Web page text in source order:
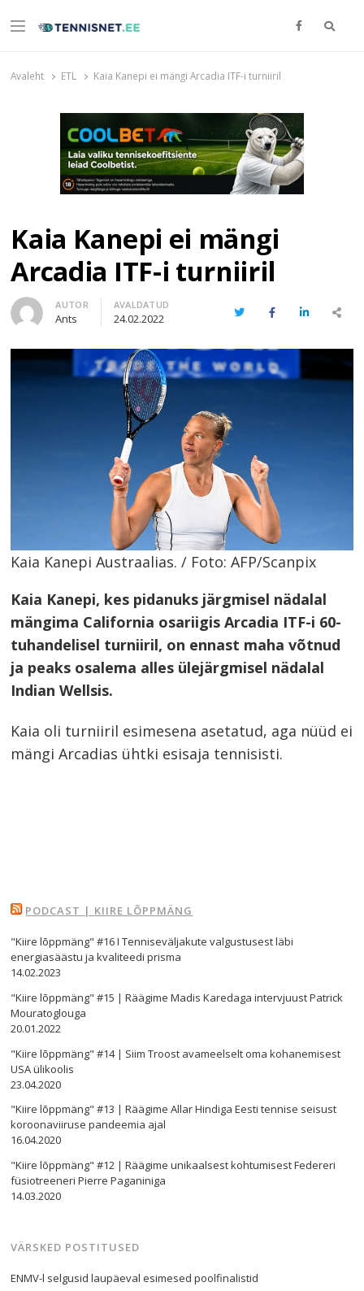
Menu Otsi
Avaleht ETL Kaia Kanepi ei mängi Arcadia ITF-i turniiril
Kaia Kanepi ei mängi
Arcadia ITF-i turniiril
Author
AUTOR
Ants
AVALDATUD
24.02.2022 TwitterFacebookLinkedInShare
Kaia Kanepi Austraalias. / Foto: AFP/Scanpix
Kaia Kanepi, kes pidanuks järgmisel nädalal
mängima California osariigis Arcadia ITF-i 60-
tuhandelisel turniiril, on ennast maha võtnud
ja peaks osalema alles ülejärgmisel nädalal
Indian Wellsis.
Kaia oli turniiril esimesena asetatud, aga nüüd ei
mängi Arcadias ühtki esisaja tennisisti.
PODCAST | KIIRE LÕPPMÄNG
"Kiire lõppmäng" #16 I Tenniseväljakute valgustusest läbi
energiasäästu ja kvaliteedi prisma
14.02.2023
"Kiire lõppmäng" #15 | Räägime Madis Karedaga intervjuust Patrick
Mouratoglouga
20.01.2022
"Kiire lõppmäng" #14 | Siim Troost avameelselt oma kohanemisest
USA ülikoolis
23.04.2020
"Kiire lõppmäng" #13 | Räägime Allar Hindiga Eesti tennise seisust
koroonaviiruse pandeemia ajal
16.04.2020
"Kiire lõppmäng" #12 | Räägime unikaalsest kohtumisest Federeri
füsiotreeneri Pierre Paganiniga
14.03.2020
VÄRSKED POSTITUSED
ENMV-l selgusid laupäeval esimesed poolfinalistid